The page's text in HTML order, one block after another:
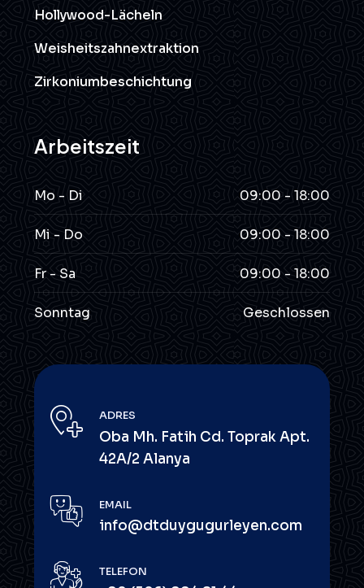
Hollywood-Lächeln
Weisheitszahnextraktion
Zirkoniumbeschichtung
Arbeitszeit
Mo - Di 09:00 - 18:00
Mi - Do 09:00 - 18:00
Fr - Sa 09:00 - 18:00
Sonntag Geschlossen
ADRES
Oba Mh. Fatih Cd. Toprak Apt.
42A/2 Alanya
EMAIL
info@dtduygugurleyen.com
TELEFON